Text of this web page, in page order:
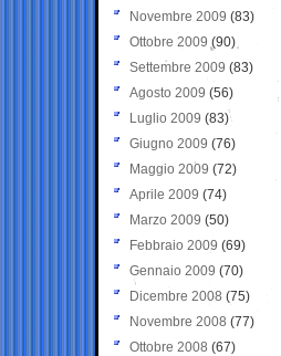
Novembre 2009 (83)
Ottobre 2009 (90)
Settembre 2009 (83)
Agosto 2009 (56)
Luglio 2009 (83)
Giugno 2009 (76)
Maggio 2009 (72)
Aprile 2009 (74)
Marzo 2009 (50)
Febbraio 2009 (69)
Gennaio 2009 (70)
Dicembre 2008 (75)
Novembre 2008 (77)
Ottobre 2008 (67)